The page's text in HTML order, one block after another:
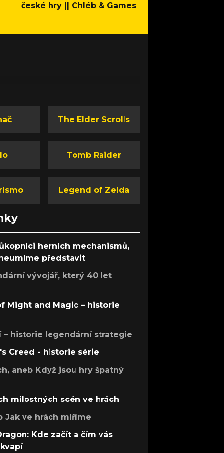
české hry || Chléb & Games
The Elder Scrolls
Tomb Raider
Legend of Zelda
herních mechanismů,
představit
vývojář, který 40 let
Might and Magic – historie
– historie legendární strategie
Creed - historie série
aneb Když jsou hry špatný
milostných scén ve hrách
Jak ve hrách míříme
Kde začít a čím vás